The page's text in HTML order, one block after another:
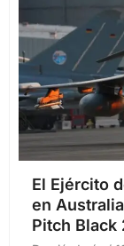
El Ejército
en
Pitch Black